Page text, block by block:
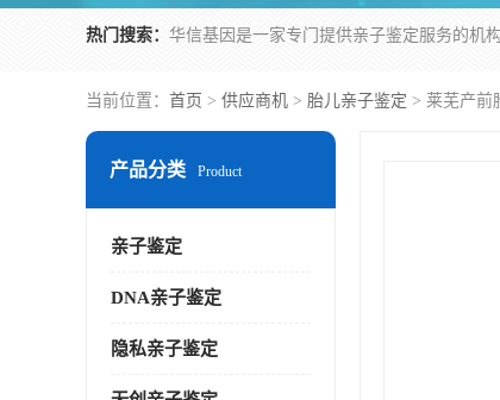
热门搜索：
当前位置： 首页 > 供应商机 > 胎儿亲子鉴定 > 莱芜产前
产品分类 Product
亲子鉴定
DNA亲子鉴定
隐私亲子鉴定